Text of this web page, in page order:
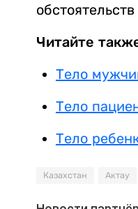
Читайте
Тело
Тело
Тело
Казахстан Актау